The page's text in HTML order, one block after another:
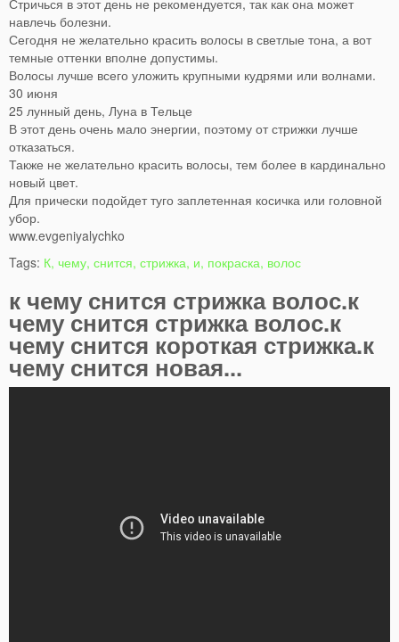
навлечь болезни.
Сегодня не желательно красить волосы в светлые тона, а вот
темные оттенки вполне допустимы.
Волосы лучше всего уложить крупными кудрями или волнами.
30 июня
25 лунный день, Луна в Тельце
В этот день очень мало энергии, поэтому от стрижки лучше
отказаться.
Также не желательно красить волосы, тем более в кардинально
новый цвет.
Для прически подойдет туго заплетенная косичка или головной
убор.
www.evgeniyalychko
Tags: К, чему, снится, стрижка, и, покраска, волос
к чему снится стрижка волос.к
чему снится стрижка волос.к
чему снится короткая стрижка.к
чему снится новая...